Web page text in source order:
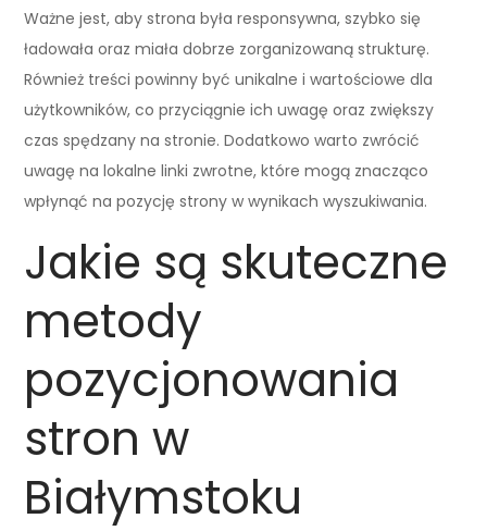
Ważne jest, aby strona była responsywna, szybko się
ładowała oraz miała dobrze zorganizowaną strukturę.
Również treści powinny być unikalne i wartościowe dla
użytkowników, co przyciągnie ich uwagę oraz zwiększy
czas spędzany na stronie. Dodatkowo warto zwrócić
uwagę na lokalne linki zwrotne, które mogą znacząco
wpłynąć na pozycję strony w wynikach wyszukiwania.
Jakie są skuteczne
metody
pozycjonowania
stron w
Białymstoku